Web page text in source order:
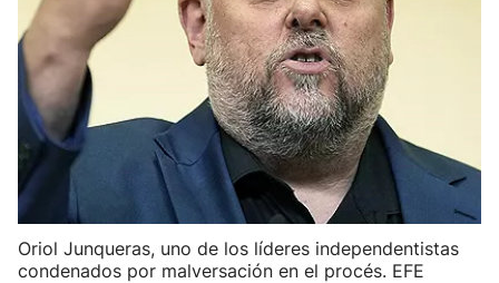
Oriol Junqueras, uno de los líderes independentistas
condenados por malversación en el procés. EFE